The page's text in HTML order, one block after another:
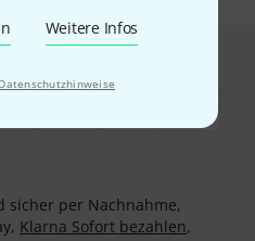
Weitere Infos
Datenschutzhinweise
sicher per Nachnahme,
Klarna Sofort bezahlen,